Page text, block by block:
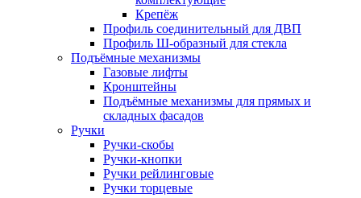
Крепёж
Профиль соединительный для ДВП
Профиль Ш-образный для стекла
Подъёмные механизмы
Газовые лифты
Кронштейны
Подъёмные механизмы для прямых и
складных фасадов
Ручки
Ручки-скобы
Ручки-кнопки
Ручки рейлинговые
Ручки торцевые